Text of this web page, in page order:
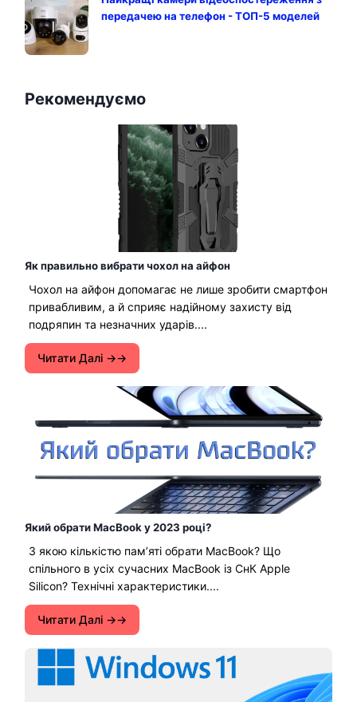
передачею на телефон - ТОП-5 моделей
Рекомендуємо
Як правильно вибрати чохол на айфон
Чохол на айфон допомагає не лише зробити смартфон
привабливим, а й сприяє надійному захисту від
подряпин та незначних ударів....
Читати Далі →
Який обрати MacBook у 2023 році?
З якою кількістю памʼяті обрати MacBook? Що
спільного в усіх сучасних MacBook із СнК Apple
Silicon? Технічні характеристики....
Читати Далі →